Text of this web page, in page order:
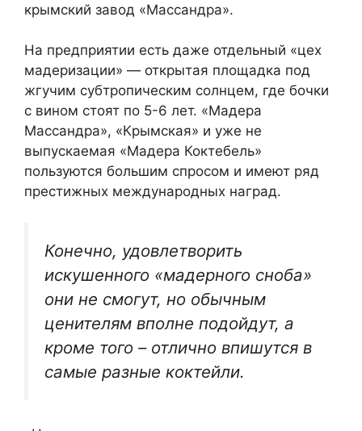
крымский завод «Массандра».
На предприятии есть даже отдельный «цех
мадеризации» — открытая площадка под
жгучим субтропическим солнцем, где бочки
с вином стоят по 5-6 лет. «Мадера
Массандра», «Крымская» и уже не
выпускаемая «Мадера Коктебель»
пользуются большим спросом и имеют ряд
престижных международных наград.
Конечно, удовлетворить
искушенного «мадерного сноба»
они не смогут, но обычным
ценителям вполне подойдут, а
кроме того – отлично впишутся в
самые разные коктейли.